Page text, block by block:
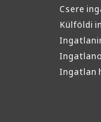
Csere
Külföldi
Ingatlan